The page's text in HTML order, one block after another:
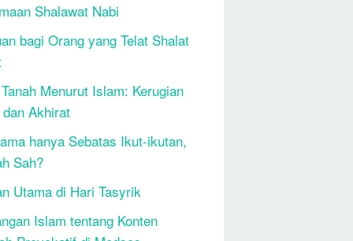
Shalawat Nabi
bagi Orang yang Telat Shalat
Menurut Islam: Kerugian
Akhirat
hanya Sebatas Ikut-ikutan,
Sah?
Utama di Hari Tasyrik
Islam tentang Konten